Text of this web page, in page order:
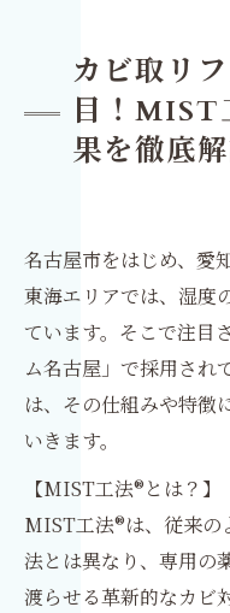
カビ取リ
目！
果を徹底
名古屋市をはじめ、愛
東海エリアでは、湿度
ています。そこで注目
ム名古屋」で採用され
は、その仕組みや特徴
いきます。
【MIST工法®とは？】
MIST工法®は、従来の
法とは異なり、専用の
渡らせる革新的なカビ